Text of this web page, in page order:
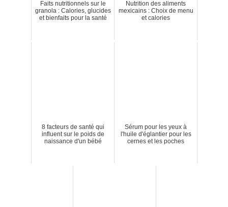
Faits nutritionnels sur le
granola : Calories, glucides
et bienfaits pour la santé
Nutrition des aliments
mexicains : Choix de menu
et calories
8 facteurs de santé qui
influent sur le poids de
naissance d'un bébé
Sérum pour les yeux à
l'huile d'églantier pour les
cernes et les poches